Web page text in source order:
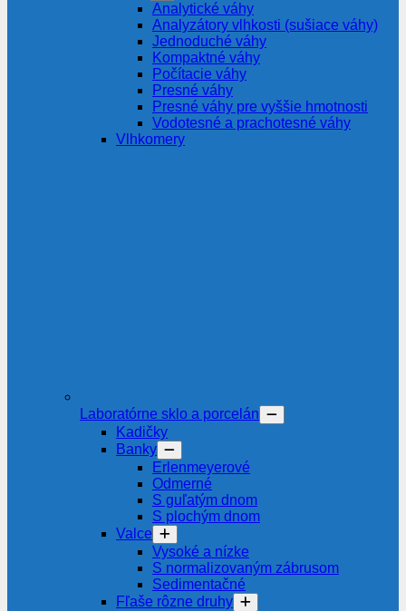
Analytické váhy
Analyzátory vlhkosti (sušiace váhy)
Jednoduché váhy
Kompaktné váhy
Počítacie váhy
Presné váhy
Presné váhy pre vyššie hmotnosti
Vodotesné a prachotesné váhy
Vlhkomery
Laboratórne sklo a porcelán
Kadičky
Banky
Erlenmeyerové
Odmerné
S guľatým dnom
S plochým dnom
Valce
Vysoké a nízke
S normalizovaným zábrusom
Sedimentačné
Fľaše rôzne druhy